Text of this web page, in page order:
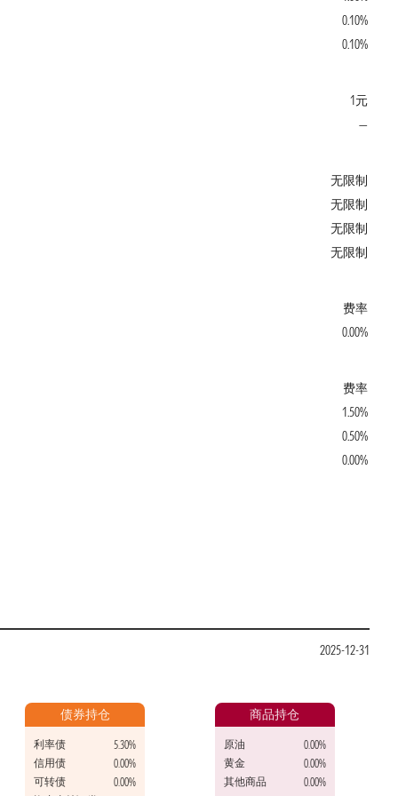
0.10%
0.10%
1元
—
无限制
无限制
无限制
无限制
费率
0.00%
费率
1.50%
0.50%
0.00%
2025-12-31
债券持仓
利率债
5.30%
信用债
0.00%
可转债
0.00%
商品持仓
原油
0.00%
黄金
0.00%
其他商品
0.00%